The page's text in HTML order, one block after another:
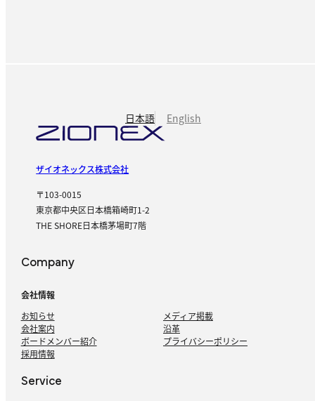
日本語 English
ザイオネックス株式会社
〒103-0015
東京都中央区日本橋箱崎町1-2
THE SHORE日本橋茅場町7階
Company
会社情報
お知らせ
会社案内
ボードメンバー紹介
採用情報
メディア掲載
沿革
プライバシーポリシー
Service